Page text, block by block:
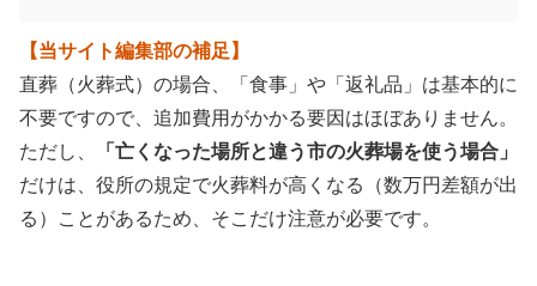
【当サイト編集部の補足】
直葬（火葬式）の場合、「食事」や「返礼品」は基本的に
不要ですので、追加費用がかかる要因はほぼありません。
ただし、
「亡くなった場所と違う市の火葬場を使う場合」
だけは、役所の規定で火葬料が高くなる（数万円差額が出
る）ことがあるため、そこだけ注意が必要です。